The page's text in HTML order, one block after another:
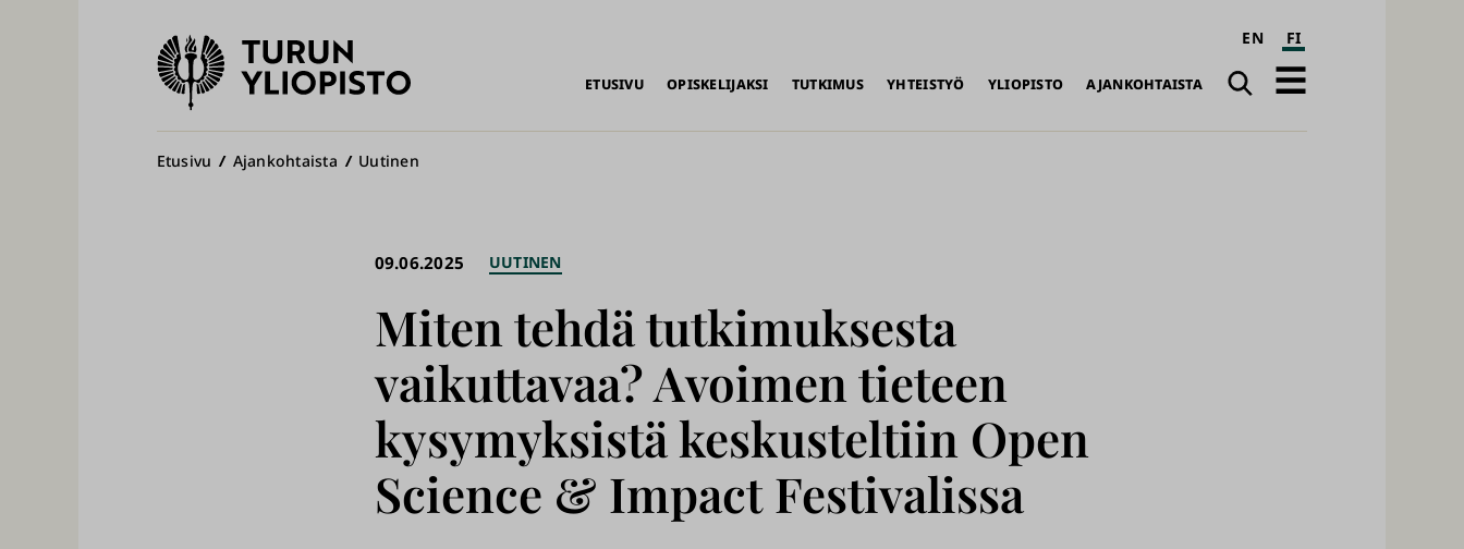
Turun
yliopisto
EN FI
ETUSIVU OPISKELIJAKSI TUTKIMUS YHTEISTYÖ YLIOPISTO AJANKOHTAISTA
Haku
Avaa
Murupolku
Etusivu Ajankohtaista Uutinen
Miten tehdä tutkimuksesta
vaikuttavaa? Avoimen tieteen
kysymyksistä keskusteltiin Open
Science & Impact Festivalissa
09.06.2025 UUTINEN